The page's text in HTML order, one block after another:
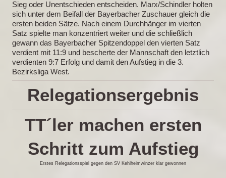
Sieg oder Unentschieden entscheiden. Marx/Schindler holten
sich unter dem Beifall der Bayerbacher Zuschauer gleich die
ersten beiden Sätze. Nach einem Durchhänger im vierten
Satz spielte man konzentriert weiter und die schließlich
gewann das Bayerbacher Spitzendoppel den vierten Satz
verdient mit 11:9 und bescherte der Mannschaft den letztlich
verdienten 9:7 Erfolg und damit den Aufstieg in die 3.
Bezirksliga West.
Relegationsergebnis
TT´ler machen ersten
Schritt zum Aufstieg
Erstes Relegationsspiel gegen den SV Kehlheimwinzer klar gewonnen